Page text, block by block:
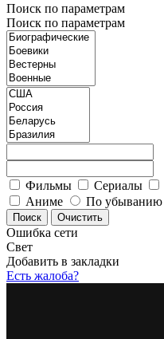
Поиск по параметрам
Поиск по параметрам
Фильмы Сериалы
Аниме
По убыванию
Ошибка сети
Свет
Добавить в закладки
Есть жалоба?